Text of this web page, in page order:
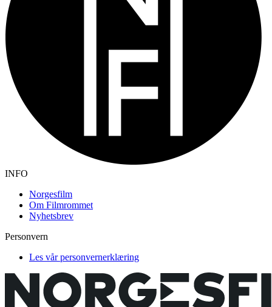
INFO
Norgesfilm
Om Filmrommet
Nyhetsbrev
Personvern
Les vår personvernerklæring